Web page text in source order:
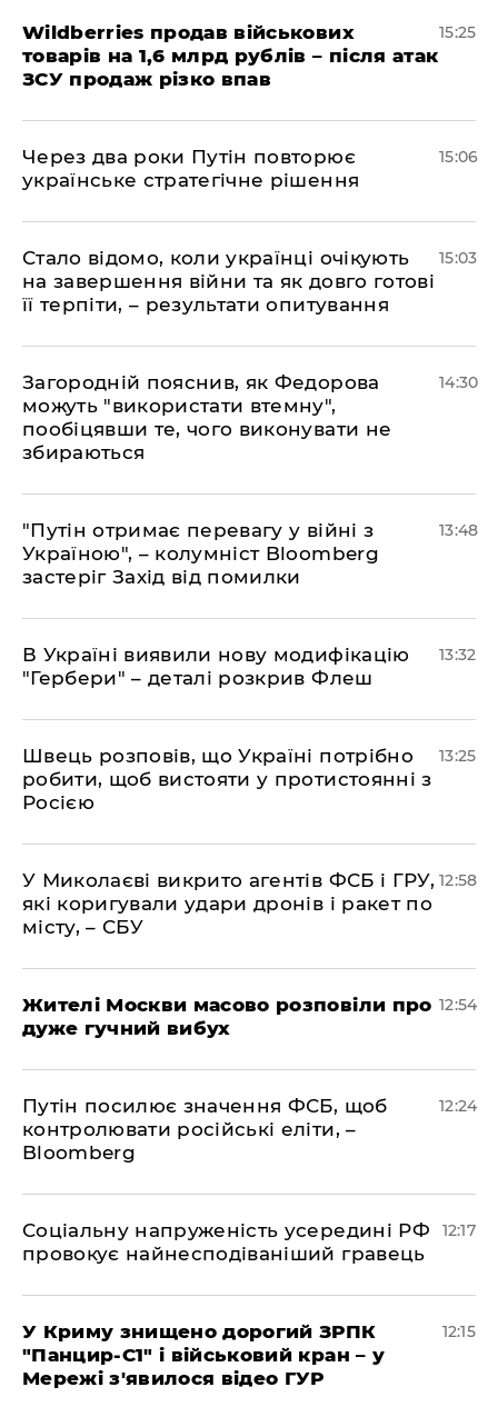
Wildberries продав військових
товарів на 1,6 млрд рублів – після атак
ЗСУ продаж різко впав
15:25
Через два роки Путін повторює
українське стратегічне рішення
15:06
Стало відомо, коли українці очікують
на завершення війни та як довго готові
її терпіти, – результати опитування
15:03
Загородній пояснив, як Федорова
можуть "використати втемну",
пообіцявши те, чого виконувати не
збираються
14:30
"Путін отримає перевагу у війні з
Україною", – колумніст Bloomberg
застеріг Захід від помилки
13:48
В Україні виявили нову модифікацію
"Гербери" – деталі розкрив Флеш
13:32
Швець розповів, що Україні потрібно
робити, щоб вистояти у протистоянні з
Росією
13:25
У Миколаєві викрито агентів ФСБ і ГРУ,
які коригували удари дронів і ракет по
місту, – СБУ
12:58
Жителі Москви масово розповіли про
дуже гучний вибух
12:54
Путін посилює значення ФСБ, щоб
контролювати російські еліти, –
Bloomberg
12:24
Соціальну напруженість усередині РФ
провокує найнесподіваніший гравець
12:17
У Криму знищено дорогий ЗРПК
"Панцир-С1" і військовий кран – у
Мережі з'явилося відео ГУР
12:15